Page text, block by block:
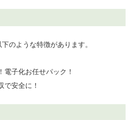
のような特徴があります。
電子化お任せパック！
で安全に！